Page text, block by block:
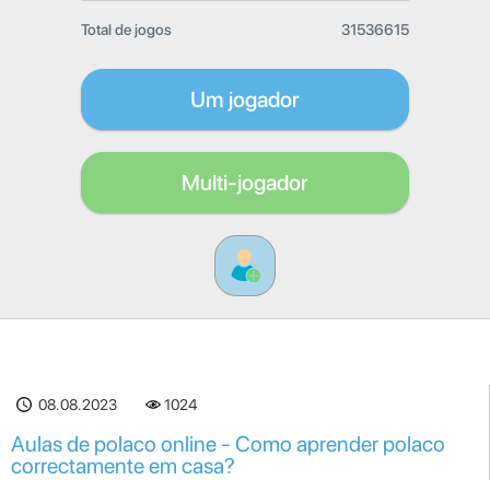
Total de jogos 31536615
Um jogador
Multi-jogador
08.08.2023 1024
Aulas de polaco online - Como aprender polaco
correctamente em casa?